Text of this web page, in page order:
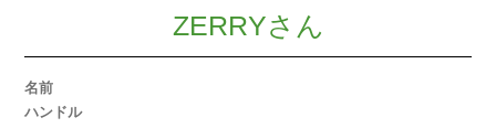
ZERRYさん
名前
ハンドル